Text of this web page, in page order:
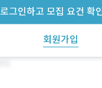
로그인하고 모집 요건 확
회원가입